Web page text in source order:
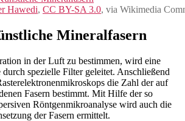
Hawedi, CC BY-SA 3.0, via Wikimedia
Mineralfasern
in der Luft zu bestimmen, wird eine
spezielle Filter geleitet. Anschließend
die Zahl der auf
Fasern bestimmt. Mit Hilfe der so
Röntgenmikroanalyse wird auch die
der Fasern ermittelt.